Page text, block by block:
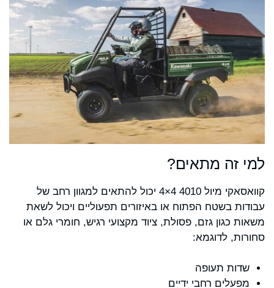
למי זה מתאים?
קוואסאקי מיול 4010 4×4 יכול להתאים למגוון רחב של
עבודות בשטח הפתוח או באיזורים תפעוליים ויכול לשאת
משאות כגון גזם, פסולת, ציוד מקצועי רגיש, חומרי גלם או
סחורות, לדוגמא:
שדות תעופה
מפעלים רחבי ידיים